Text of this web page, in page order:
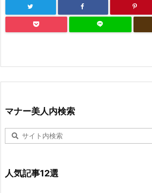
マナー美人内検索
人気記事12選